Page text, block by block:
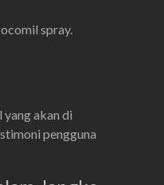
spray.
akan di
pengguna